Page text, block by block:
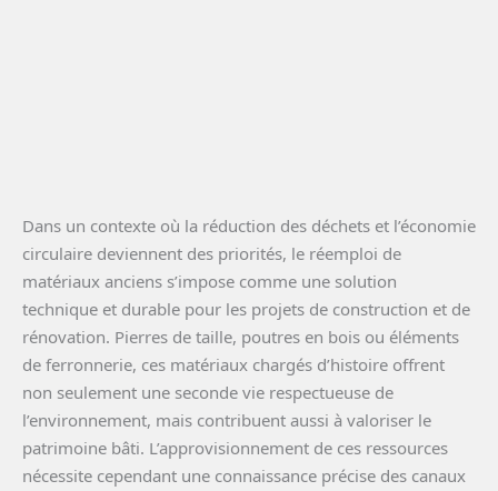
Dans un contexte où la réduction des déchets et l’économie
circulaire deviennent des priorités, le réemploi de
matériaux anciens s’impose comme une solution
technique et durable pour les projets de construction et de
rénovation. Pierres de taille, poutres en bois ou éléments
de ferronnerie, ces matériaux chargés d’histoire offrent
non seulement une seconde vie respectueuse de
l’environnement, mais contribuent aussi à valoriser le
patrimoine bâti. L’approvisionnement de ces ressources
nécessite cependant une connaissance précise des canaux